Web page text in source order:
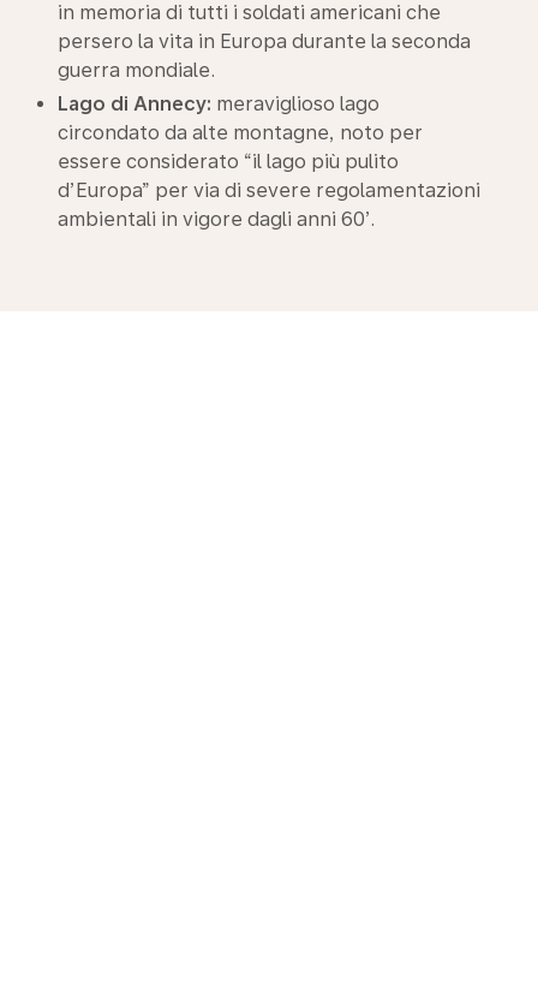
in memoria di tutti i soldati americani che
persero la vita in Europa durante la seconda
guerra mondiale.
Lago di Annecy: meraviglioso lago
circondato da alte montagne, noto per
essere considerato “il lago più pulito
d’Europa” per via di severe regolamentazioni
ambientali in vigore dagli anni 60’.